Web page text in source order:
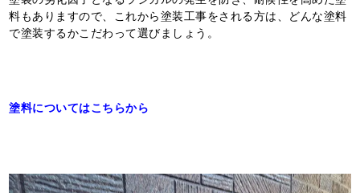
料もありますので、これから塗装工事をされる方は、どんな塗料
で塗装するかこだわって選びましょう。
塗料についてはこちらから